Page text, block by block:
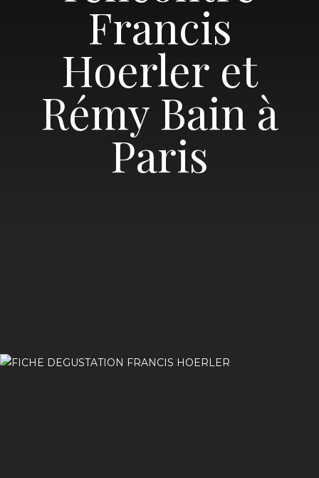
Francis
Hoerler et
Rémy Bain à
Paris